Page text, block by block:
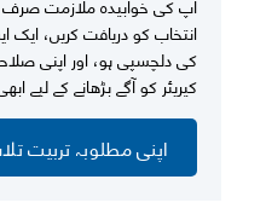
انتخاب کو دریافت کریں،
کی دلچسپی ہو، اور اپنی
کیریئر کو آگے بڑھانے کے لیے
اپنی مطلوبہ تربیت